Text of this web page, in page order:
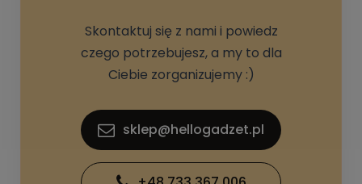
Skontaktuj się z nami i powiedz
czego potrzebujesz, a my to dla
Ciebie zorganizujemy :)
sklep@hellogadzet.pl